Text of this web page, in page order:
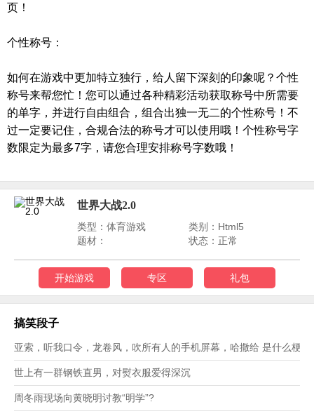
页！
个性称号：
如何在游戏中更加特立独行，给人留下深刻的印象呢？个性
称号来帮您忙！您可以通过各种精彩活动获取称号中所需要
的单字，并进行自由组合，组合出独一无二的个性称号！不
过一定要记住，合规合法的称号才可以使用哦！个性称号字
数限定为最多7字，请您合理安排称号字数哦！
世界大战2.0
类型：体育游戏
类别：Html5
题材：
状态：正常
开始游戏 专区 礼包
搞笑段子
亚索，听我口令，龙卷风，吹所有人的手机屏幕，哈撒给 是什么梗？
世上有一群钢铁直男，对熨衣服爱得深沉
周冬雨现场向黄晓明讨教“明学”?